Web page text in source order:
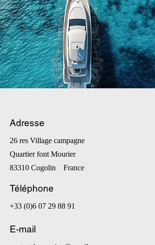
Adresse
26 res Village campagne
Quartier font Mourier
83310 Cogolin France
Téléphone
+33 (0)6 07 29 88 91
E-mail